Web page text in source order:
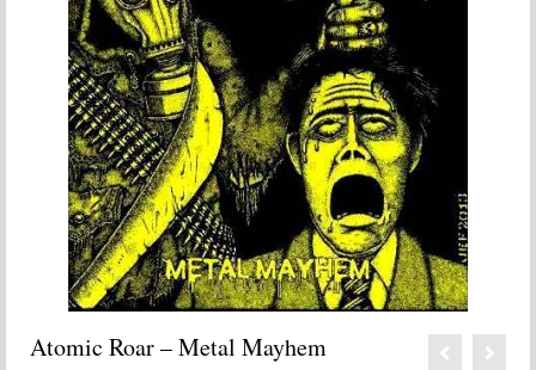
Atomic Roar – Metal Mayhem